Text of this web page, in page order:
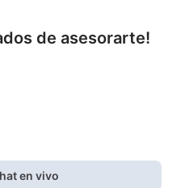
de asesorarte!
en vivo